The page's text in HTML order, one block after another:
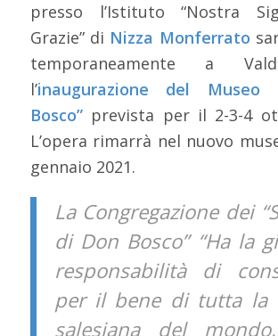
presso l’Istituto “Nostra
Grazie” di Nizza Monferrato
temporaneamente a
l’inaugurazione del Museo
Bosco”prevista per il 2-3-4
L’opera rimarrà nel nuovo
gennaio 2021.
La Congregazione dei
di Don Bosco” “Ha la
responsabilità di
per il bene di tutta la
salesiana del